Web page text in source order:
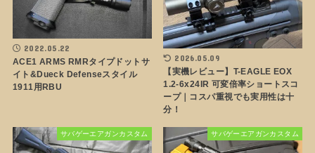
2022.05.22
ACE1 ARMS RMRタイプドットサ
イト&Dueck Defenseスタイル
1911用RBU
2026.05.09
【実機レビュー】T-EAGLE EOX
1.2-6x24IR 可変倍率ショートスコ
ープ｜コスパ重視でも実用性は十
分！
サバゲーエアガンカスタム サバゲーエアガンカスタム